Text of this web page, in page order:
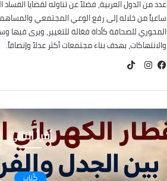
عدد من الدول العربية، فضلاً عن تناوله لقضايا
ساعياً من خلاله إلى رفع الوعي المجتمعي
المحوري للصحافة كأداة فعّالة للتغيير، ويرى فيها
والانتهاكات، بهدف بناء مجتمعات أكثر عدلاً وإنصافاً.
أقرأ التالي
كُتاب